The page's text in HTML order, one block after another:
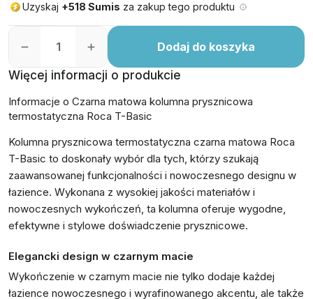
Uzyskaj +518 Sumis za zakup tego produktu
Dodaj do koszyka
Więcej informacji o produkcie
Informacje o Czarna matowa kolumna prysznicowa
termostatyczna Roca T-Basic
Kolumna prysznicowa termostatyczna czarna matowa Roca
T-Basic to doskonały wybór dla tych, którzy szukają
zaawansowanej funkcjonalności i nowoczesnego designu w
łazience. Wykonana z wysokiej jakości materiałów i
nowoczesnych wykończeń, ta kolumna oferuje wygodne,
efektywne i stylowe doświadczenie prysznicowe.
Elegancki design w czarnym macie
Wykończenie w czarnym macie nie tylko dodaje każdej
łazience nowoczesnego i wyrafinowanego akcentu, ale także